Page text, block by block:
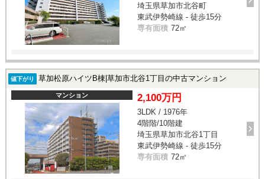
埼玉県草加市北谷町
東武伊勢崎線 - 徒歩15分
専有面積 72㎡
値下がり 草加松原ハイツB棟|草加市北谷1丁目の中古マンション
マンション 2,100万円
3LDK / 1976年
4階階/10階建
埼玉県草加市北谷1丁目
東武伊勢崎線 - 徒歩15分
専有面積 72㎡